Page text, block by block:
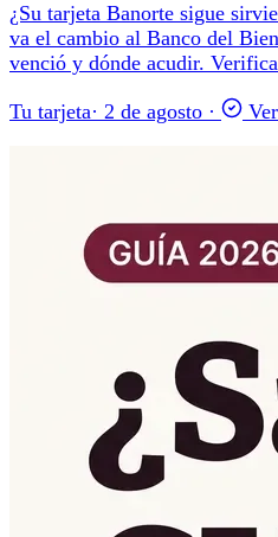
¿Su tarjeta Banorte sigue
va el cambio al Banco del
venció y dónde acudir.
Tu tarjeta· 2 de agosto ·